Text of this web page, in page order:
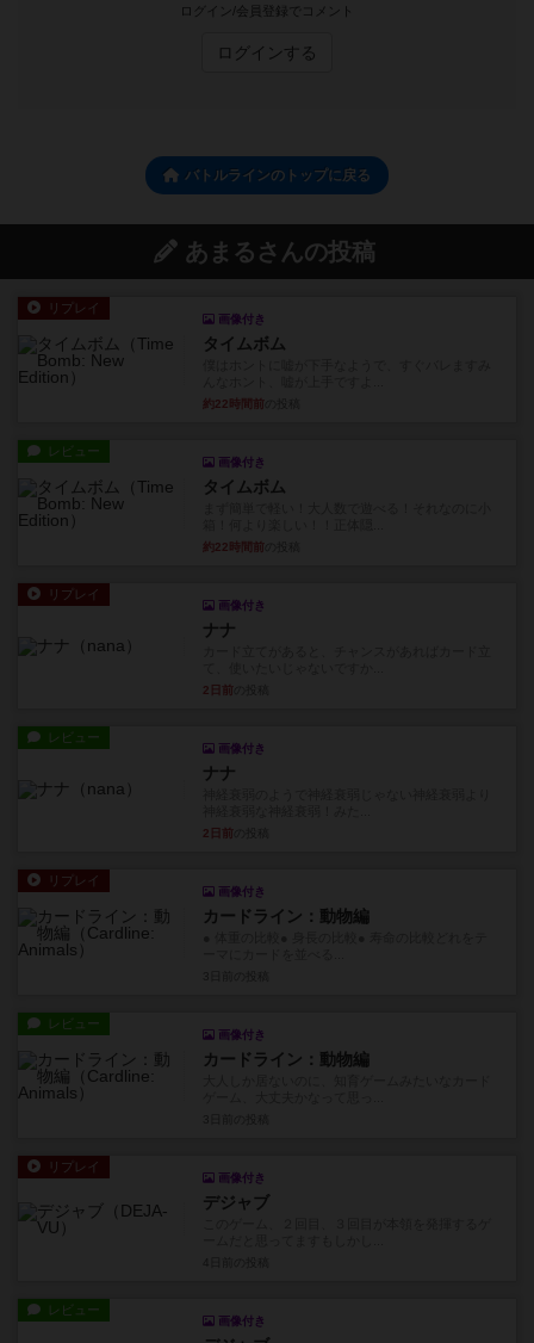
ログイン/会員登録でコメント
ログインする
バトルラインのトップに戻る
あまるさんの投稿
リプレイ
画像付き
タイムボム
約22時間前
レビュー
画像付き
タイムボム
約22時間前
リプレイ
画像付き
ナナ
2日前
レビュー
画像付き
ナナ
2日前
リプレイ
画像付き
カードライン：動物編
レビュー
画像付き
カードライン：動物編
リプレイ
画像付き
デジャブ
レビュー
画像付き